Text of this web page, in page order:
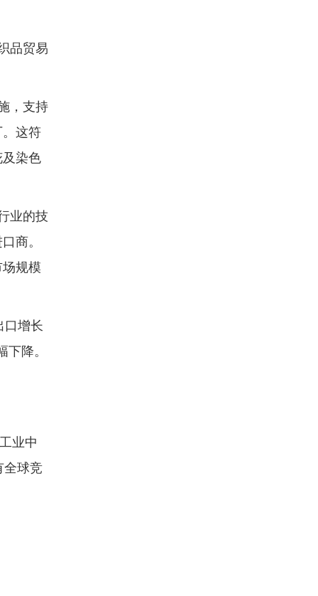
品贸易
，支持
这符
染色
业的技
商。
规模
口增长
降。
业中
全球竞